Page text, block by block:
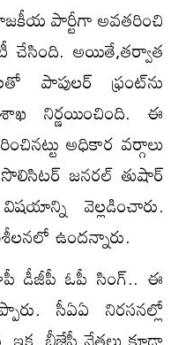
పార్టీగా అవతరించి
చేసింది. అయితే,తర్వాత
పాపులర్‌ ఫ్రంట్‌ను
నిర్ణయించింది. ఈ
అధికార వర్గాలు
జనరల్‌ తుషార్‌
వెల్లడించారు.
ఉందన్నారు.
డీజీపీ ఓపీ సింగ్‌.. ఈ
సీఏఏ నిరసనల్లో